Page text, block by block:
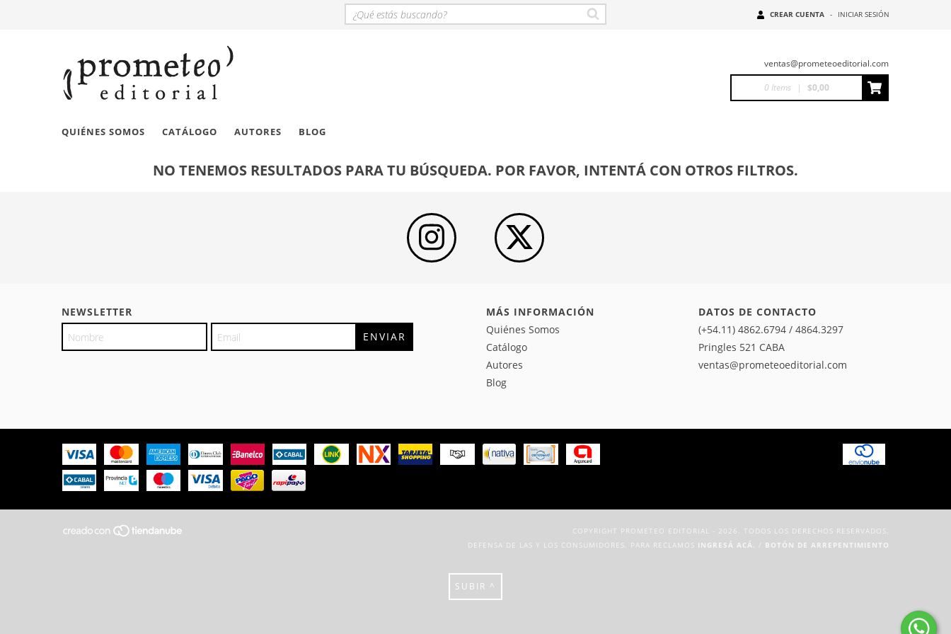
CREAR CUENTA - INICIAR SESIÓN
ventas@prometeoeditorial.com
0 Items | $0,00
QUIÉNES SOMOS CATÁLOGO AUTORES BLOG
NO TENEMOS RESULTADOS PARA TU BÚSQUEDA. POR FAVOR, INTENTÁ CON OTROS FILTROS.
NEWSLETTER
MÁS INFORMACIÓN
Quiénes Somos
Catálogo
Autores
Blog
DATOS DE CONTACTO
(+54.11) 4862.6794 / 4864.3297
Pringles 521 CABA
ventas@prometeoeditorial.com
COPYRIGHT PROMETEO EDITORIAL - 2026. TODOS LOS DERECHOS RESERVADOS.
DEFENSA DE LAS Y LOS CONSUMIDORES. PARA RECLAMOS INGRESÁ ACÁ. / BOTÓN DE ARREPENTIMIENTO
SUBIR ^